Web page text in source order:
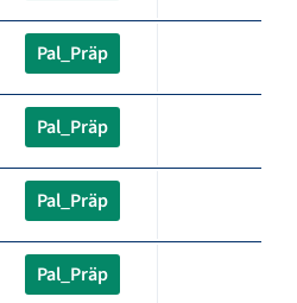
Pal_Präp
Pal_Präp
Pal_Präp
Pal_Präp